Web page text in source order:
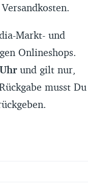
Markt- und
Onlineshops.
und gilt nur,
musst Du